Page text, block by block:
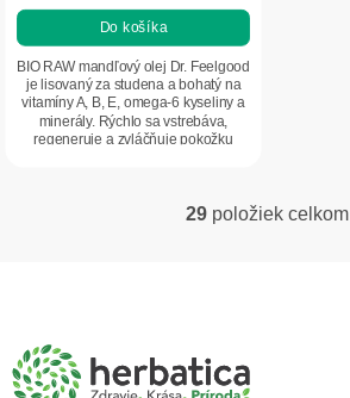
Do košíka
BIO RAW mandľový olej Dr. Feelgood
je lisovaný za studena a bohatý na
vitamíny A, B, E, omega-6 kyseliny a
minerály. Rýchlo sa vstrebáva,
regeneruje a zvláčňuje pokožku
O
29položiek celkom